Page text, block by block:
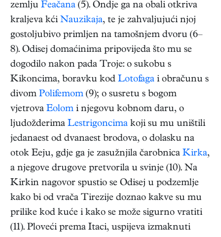
zemlju Feačana (5). Ondje ga na obali otkriva
kraljeva kći Nauzikaja, te je zahvaljujući njoj
gostoljubivo primljen na tamošnjem dvoru (6–
8). Odisej domaćinima pripovijeda što mu se
dogodilo nakon pada Troje: o sukobu s
Kikoncima, boravku kod Lotofaga i obračunu s
divom Polifemom (9); o susretu s bogom
vjetrova Eolom i njegovu kobnom daru, o
ljudožderima Lestrigoncima koji su mu uništili
jedanaest od dvanaest brodova, o dolasku na
otok Eeju, gdje ga je zasužnjila čarobnica Kirka,
a njegove drugove pretvorila u svinje (10). Na
Kirkin nagovor spustio se Odisej u podzemlje
kako bi od vrača Tirezije doznao kakve su mu
prilike kod kuće i kako se može sigurno vratiti
(11). Ploveći prema Itaci, uspijeva izmaknuti